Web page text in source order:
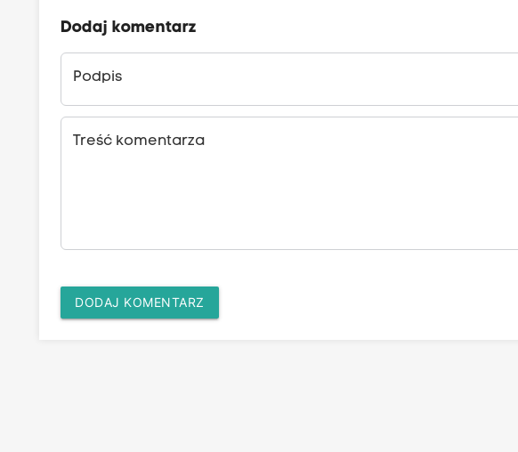
Dodaj komentarz
Podpis
Treść komentarza
DODAJ KOMENTARZ